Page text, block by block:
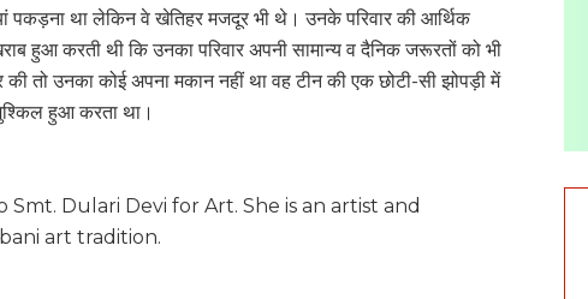
पकड़ना था लेकिन वे खेतिहर मजदूर भी थे। उनके परिवार की आर्थिक
हुआ करती थी कि उनका परिवार अपनी सामान्य व दैनिक जरूरतों को भी
तो उनका कोई अपना मकान नहीं था वह टीन की एक छोटी-सी झोपड़ी में
हुआ करता था।
Dulari Devi for Art. She is an artist and
art tradition.